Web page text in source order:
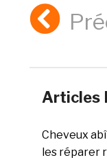
Articles
Cheveux
les réparer